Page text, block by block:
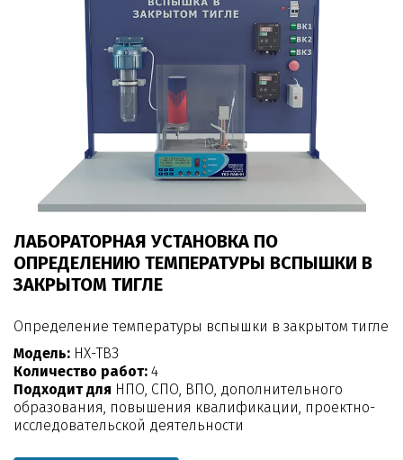
ЛАБОРАТОРНАЯ УСТАНОВКА ПО
ОПРЕДЕЛЕНИЮ ТЕМПЕРАТУРЫ ВСПЫШКИ В
ЗАКРЫТОМ ТИГЛЕ
Определение температуры вспышки в закрытом тигле
Модель: НХ-ТВЗ
Количество работ: 4
Подходит для НПО, СПО, ВПО, дополнительного
образования, повышения квалификации, проектно-
исследовательской деятельности